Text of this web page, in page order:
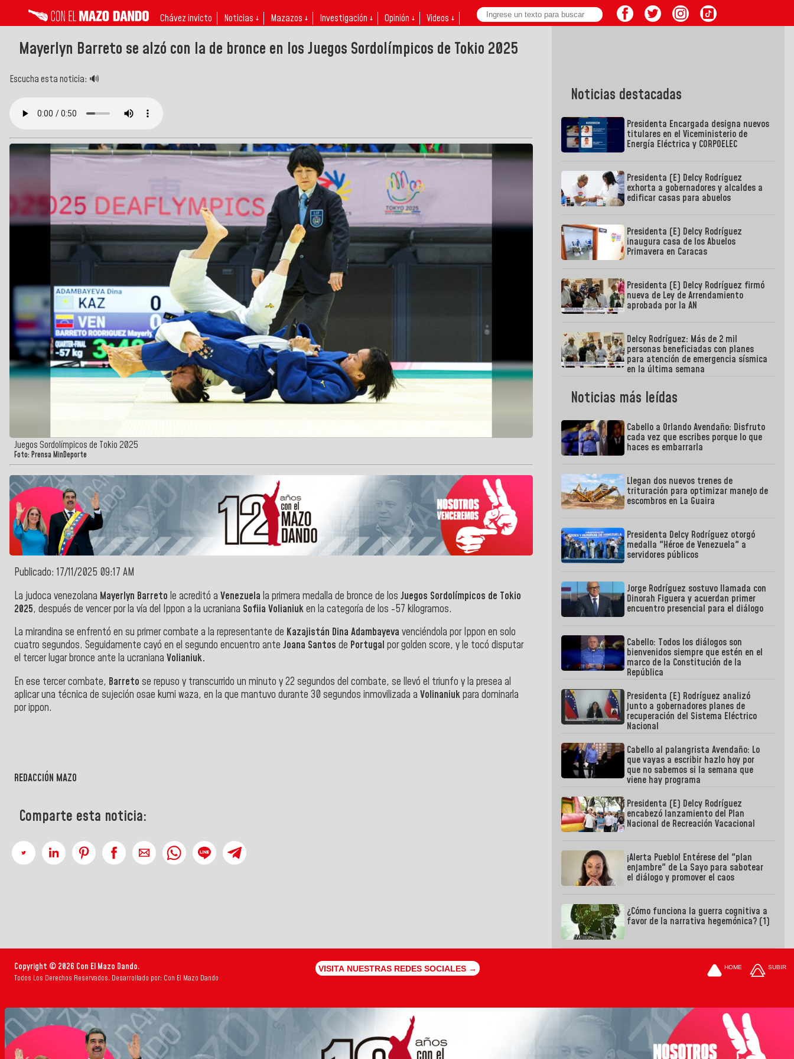
Chávez invicto Noticias ↓ Mazazos ↓ Investigación ↓ Opinión ↓ Videos ↓
Mayerlyn Barreto se alzó con la de bronce en los Juegos Sordolímpicos de Tokio 2025
Escucha esta noticia: 🔊
Juegos Sordolímpicos de Tokio 2025
Foto: Prensa MinDeporte
Publicado: 17/11/2025 09:17 AM
La judoca venezolana Mayerlyn Barreto le acreditó a Venezuela la primera medalla de bronce de los Juegos Sordolímpicos de Tokio
2025, después de vencer por la vía del Ippon a la ucraniana Sofiia Volianiuken la categoría de los -57 kilogramos.
La mirandina se enfrentó en su primer combate a la representante de Kazajistán Dina Adambayeva venciéndola por Ippon en solo
cuatro segundos. Seguidamente cayó en el segundo encuentro ante Joana Santos de Portugal por golden score, y le tocó disputar
el tercer lugar bronce ante la ucraniana Volianiuk.
En ese tercer combate, Barreto se repuso y transcurrido un minuto y 22 segundos del combate, se llevó el triunfo y la presea al
aplicar una técnica de sujeción osae kumi waza, en la que mantuvo durante 30 segundos inmovilizada a Volinaniukpara dominarla
por ippon.
REDACCIÓN MAZO
Comparte esta noticia:
Noticias destacadas
Presidenta Encargada designa nuevos
titulares en el Viceministerio de
Energía Eléctrica y CORPOELEC
Presidenta (E) Delcy Rodríguez
exhorta a gobernadores y alcaldes a
edificar casas para abuelos
Presidenta (E) Delcy Rodríguez
inaugura casa de los Abuelos
Primavera en Caracas
Presidenta (E) Delcy Rodríguez firmó
nueva de Ley de Arrendamiento
aprobada por la AN
Delcy Rodríguez: Más de 2 mil
personas beneficiadas con planes
para atención de emergencia sísmica
en la última semana
Noticias más leídas
Cabello a Orlando Avendaño: Disfruto
cada vez que escribes porque lo que
haces es embarrarla
Llegan dos nuevos trenes de
trituración para optimizar manejo de
escombros en La Guaira
Presidenta Delcy Rodríguez otorgó
medalla "Héroe de Venezuela" a
servidores públicos
Jorge Rodríguez sostuvo llamada con
Dinorah Figuera y acuerdan primer
encuentro presencial para el diálogo
Cabello: Todos los diálogos son
bienvenidos siempre que estén en el
marco de la Constitución de la
República
Presidenta (E) Rodríguez analizó
junto a gobernadores planes de
recuperación del Sistema Eléctrico
Nacional
Cabello al palangrista Avendaño: Lo
que vayas a escribir hazlo hoy por
que no sabemos si la semana que
viene hay programa
Presidenta (E) Delcy Rodríguez
encabezó lanzamiento del Plan
Nacional de Recreación Vacacional
¡Alerta Pueblo! Entérese del "plan
enjambre" de La Sayo para sabotear
el diálogo y promover el caos
¿Cómo funciona la guerra cognitiva a
favor de la narrativa hegemónica? (1)
Copyright © 2026 Con El Mazo Dando.
Todos Los Derechos Reservados. Desarrollado por: Con El Mazo Dando
VISITA NUESTRAS REDES SOCIALES → HOME SUBIR